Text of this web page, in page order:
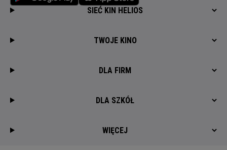
SIEĆ KIN HELIOS
TWOJE KINO
DLA FIRM
DLA SZKÓŁ
WIĘCEJ